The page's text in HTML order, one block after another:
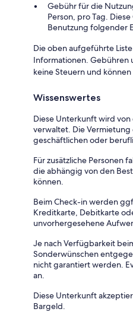
Gebühr für die
Person, pro Tag.
Benutzung folgender
Die oben aufgeführte
Informationen. Gebühren
keine Steuern und können
Wissenswertes
Diese Unterkunft wird
verwaltet. Die
geschäftlichen oder
Für zusätzliche Personen
die abhängig von den
können.
Beim Check-in werden
Kreditkarte, Debitkarte
unvorhergesehene
Je nach Verfügbarkeit
Sonderwünschen
nicht garantiert werden.
an.
Diese Unterkunft
Bargeld.